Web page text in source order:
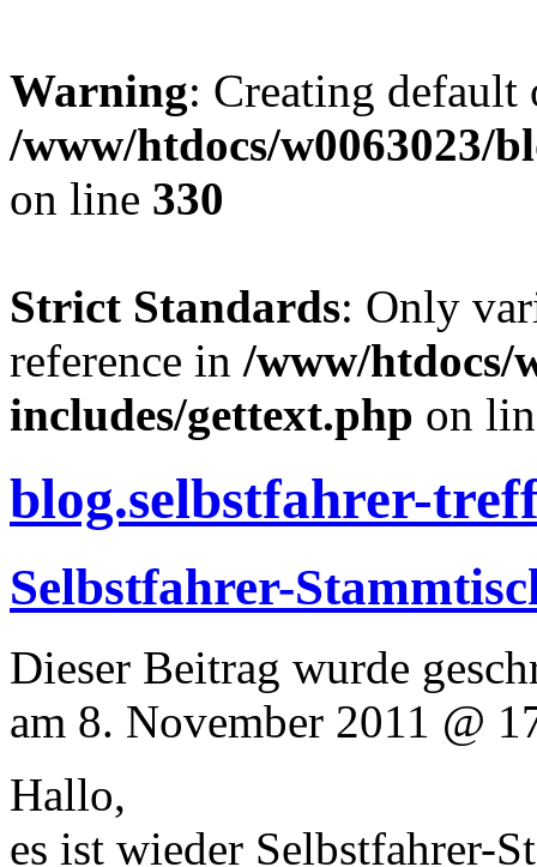
Warning: Creating
/www/htdocs/w0063023/
on line 330
Strict Standards: Only
reference in /www/htdocs/
includes/gettext.php on
blog.selbstfahrer-
Selbstfahrer-
Dieser Beitrag wurde
am 8. November 2011 @
Hallo,
es ist wieder Selbstfahrer-